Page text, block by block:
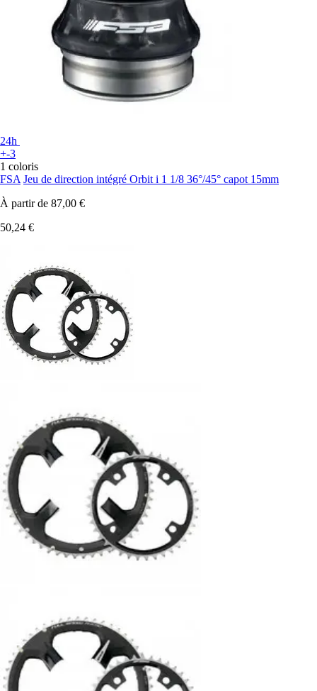
24h
+-3
1 coloris
FSA Jeu de direction intégré Orbit i 1 1/8 36°/45° capot 15mm
À partir de 87,00 €
50,24 €